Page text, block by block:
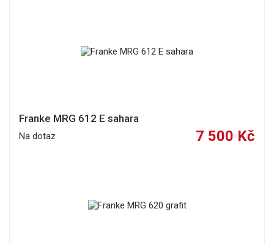
Franke MRG 612 E sahara
Na dotaz 7 500 Kč